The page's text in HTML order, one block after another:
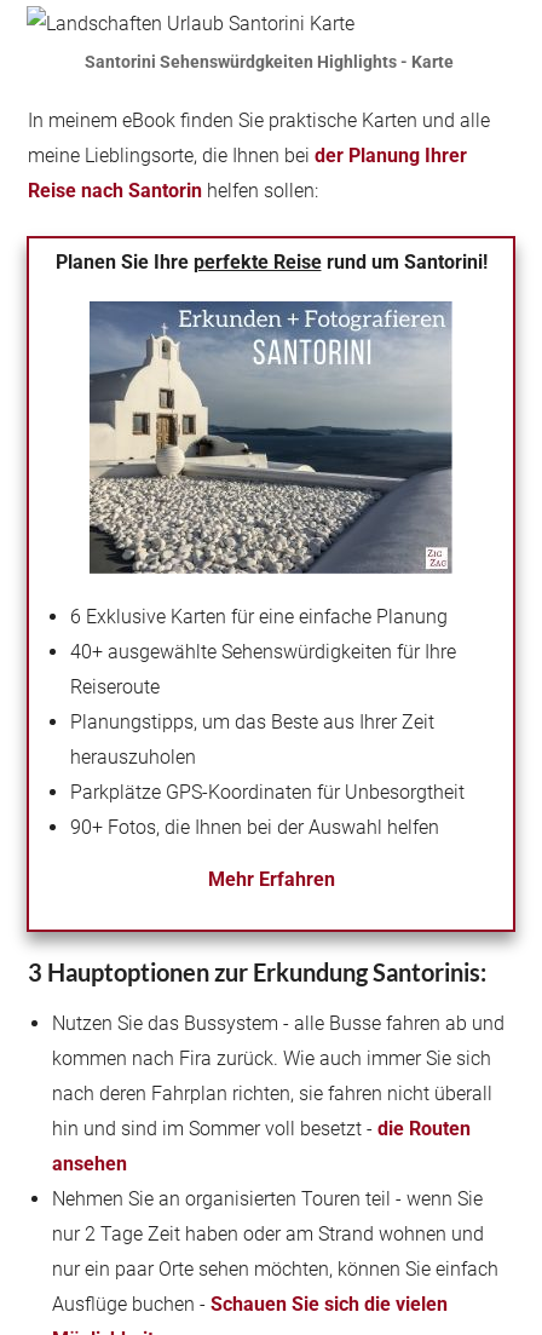
Santorini Sehenswürdgkeiten Highlights - Karte
In meinem eBook finden Sie praktische Karten und alle
meine Lieblingsorte, die Ihnen beider Planung Ihrer
Reise nach Santorin helfen sollen:
Planen Sie Ihre perfekte Reiserund um Santorini!
6 Exklusive Karten für eine einfache Planung
40+ ausgewählte Sehenswürdigkeiten für Ihre
Reiseroute
Planungstipps, um das Beste aus Ihrer Zeit
herauszuholen
Parkplätze GPS-Koordinaten für Unbesorgtheit
90+ Fotos, die Ihnen bei der Auswahl helfen
Mehr Erfahren
3 Hauptoptionen zur Erkundung Santorinis:
Nutzen Sie das Bussystem - alle Busse fahren ab und
kommen nach Fira zurück. Wie auch immer Sie sich
nach deren Fahrplan richten, sie fahren nicht überall
hin und sind im Sommer voll besetzt -die Routen
ansehen
Nehmen Sie an organisierten Touren teil - wenn Sie
nur 2 Tage Zeit haben oder am Strand wohnen und
nur ein paar Orte sehen möchten, können Sie einfach
Ausflüge buchen -Schauen Sie sich die vielen